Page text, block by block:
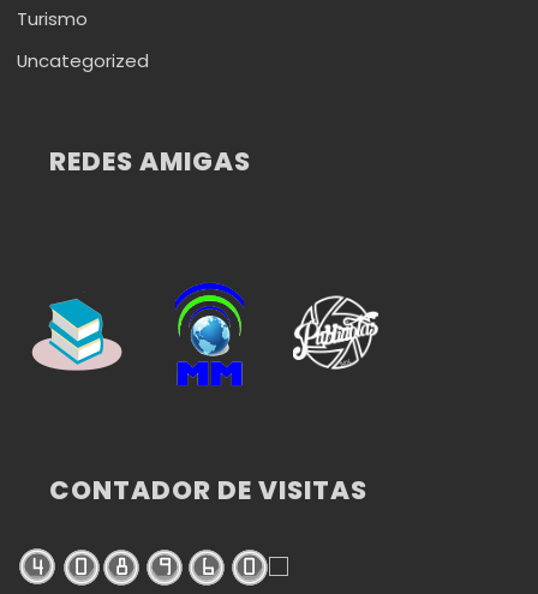
Turismo
Uncategorized
REDES AMIGAS
CONTADOR DE VISITAS